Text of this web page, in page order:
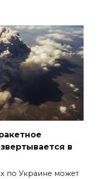
в
по Украине может